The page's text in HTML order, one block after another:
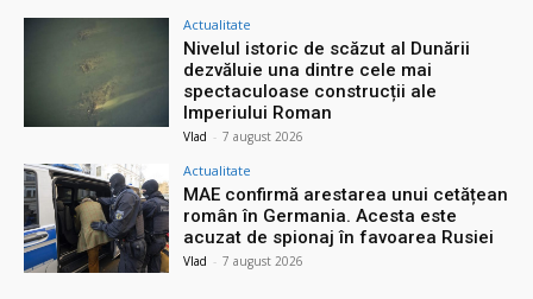
Actualitate
Nivelul istoric de scăzut al Dunării
dezvăluie una dintre cele mai
spectaculoase construcții ale
Imperiului Roman
Vlad - 7 august 2026
Actualitate
MAE confirmă arestarea unui cetățean
român în Germania. Acesta este
acuzat de spionaj în favoarea Rusiei
Vlad - 7 august 2026